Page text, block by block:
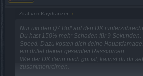
Zitat von Kaydranzer: ↑
Nur um den Q7 Buff auf den DK
Du hast 150% mehr Schaden für 9 Sekunden.
Speed. Dazu kosten dich deine
ein drittel deiner gesamten Ressourcen.
Wie der DK dann noch gut ist, kannst du dir
zusammenreimen.